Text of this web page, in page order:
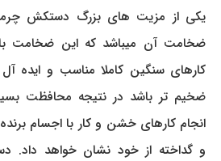
یکی از مزیت های بزرگ دستکش
ضخامت آن میباشد که این ضخامت
کارهای سنگین کاملا مناسب و
ضخیم تر باشد در نتیجه محافظت
انجام کارهای خشن و کار با اجسام
و گداخته از خود نشان خواهد